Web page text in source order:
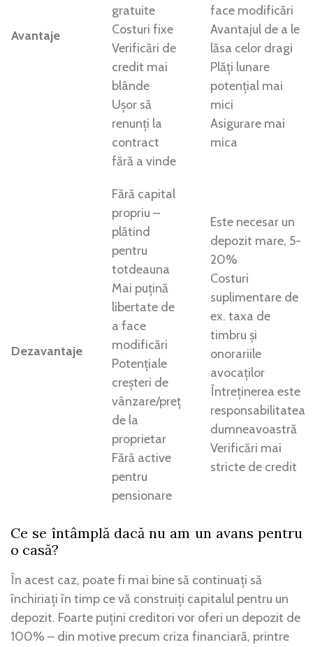
Avantaje
gratuite
Costuri fixe
Verificări de
credit mai
blânde
Ușor să
renunți la
contract
fără a vinde
face modificări
Avantajul de a le
lăsa celor dragi
Plăți lunare
potențial mai
mici
Asigurare mai
mica
Dezavantaje
Fără capital
propriu –
plătind
pentru
totdeauna
Mai puțină
libertate de
a face
modificări
Potențiale
creșteri de
vânzare/preț
de la
proprietar
Fără active
pentru
pensionare
Este necesar un
depozit mare, 5-
20%
Costuri
suplimentare de
ex. taxa de
timbru și
onorariile
avocaților
Întreținerea este
responsabilitatea
dumneavoastră
Verificări mai
stricte de credit
Ce se întâmplă dacă nu am un avans pentru
o casă?
În acest caz, poate fi mai bine să continuați să
închiriați în timp ce vă construiți capitalul pentru un
depozit. Foarte puțini creditori vor oferi un depozit de
100% – din motive precum criza financiară, printre